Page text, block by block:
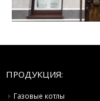
ПРОДУКЦИЯ:
Газовые котлы